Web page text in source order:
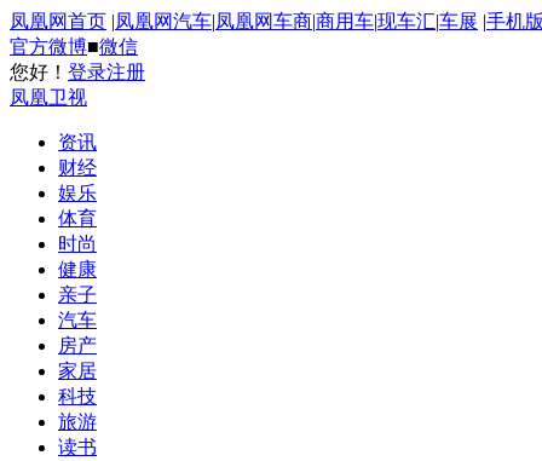
凤凰网首页 |凤凰网汽车|凤凰网车商|商用车|现车汇|车展 |手机
官方微博■微信
您好！ 登录注册
凤凰卫视
资讯
财经
娱乐
体育
时尚
健康
亲子
汽车
房产
家居
科技
旅游
读书